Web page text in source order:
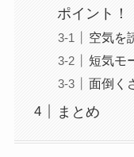
ポイント！
空気を
短気モ
面倒く
まとめ